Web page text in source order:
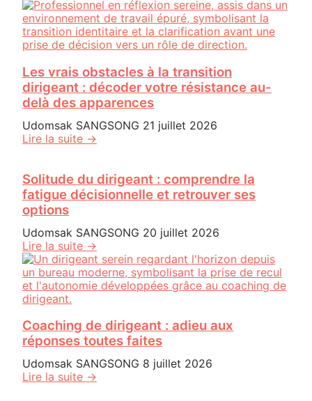
Les vrais obstacles à la transition
dirigeant : décoder votre résistance au-
delà des apparences
Udomsak SANGSONG 21 juillet 2026
Lire la suite →
Solitude du dirigeant : comprendre la
fatigue décisionnelle et retrouver ses
options
Udomsak SANGSONG 20 juillet 2026
Lire la suite →
Coaching de dirigeant : adieu aux
réponses toutes faites
Udomsak SANGSONG 8 juillet 2026
Lire la suite →